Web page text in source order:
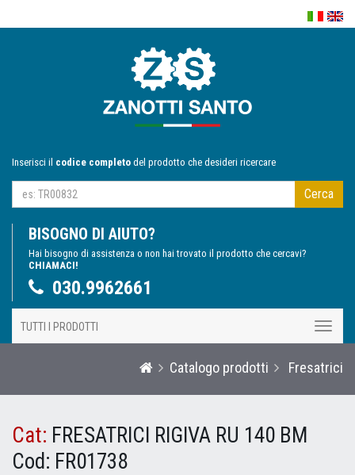
Inserisci il codice completo del prodotto che desideri ricercare
Cerca
BISOGNO DI AIUTO?
Hai bisogno di assistenza o non hai trovato il prodotto che cercavi?
CHIAMACI!
030.9962661
TUTTI I PRODOTTI
Catalogo prodotti Fresatrici
Cat: FRESATRICI RIGIVA RU 140 BM
Cod: FR01738